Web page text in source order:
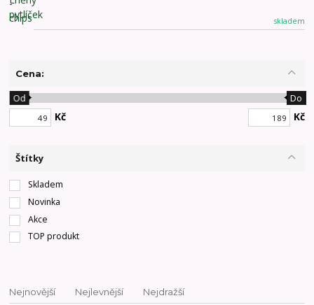
skladem
Cena:
Kč
Od Do
Kč
Štítky
Skladem
Novinka
Akce
TOP produkt
Nejnovější Nejlevnější Nejdražší